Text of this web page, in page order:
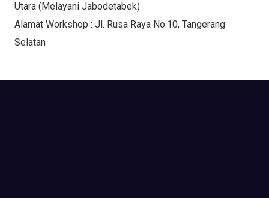
Utara (Melayani Jabodetabek)
Alamat Workshop : Jl. Rusa Raya No.10, Tangerang
Selatan